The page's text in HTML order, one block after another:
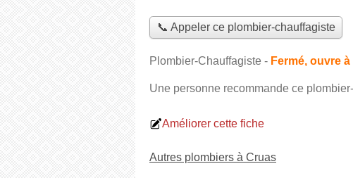
📞 Appeler ce plombier-chauffagiste
Plombier-Chauffagiste - Fermé, ouvre à
Une personne recommande ce
Améliorer cette fiche
Autres plombiers à Cruas